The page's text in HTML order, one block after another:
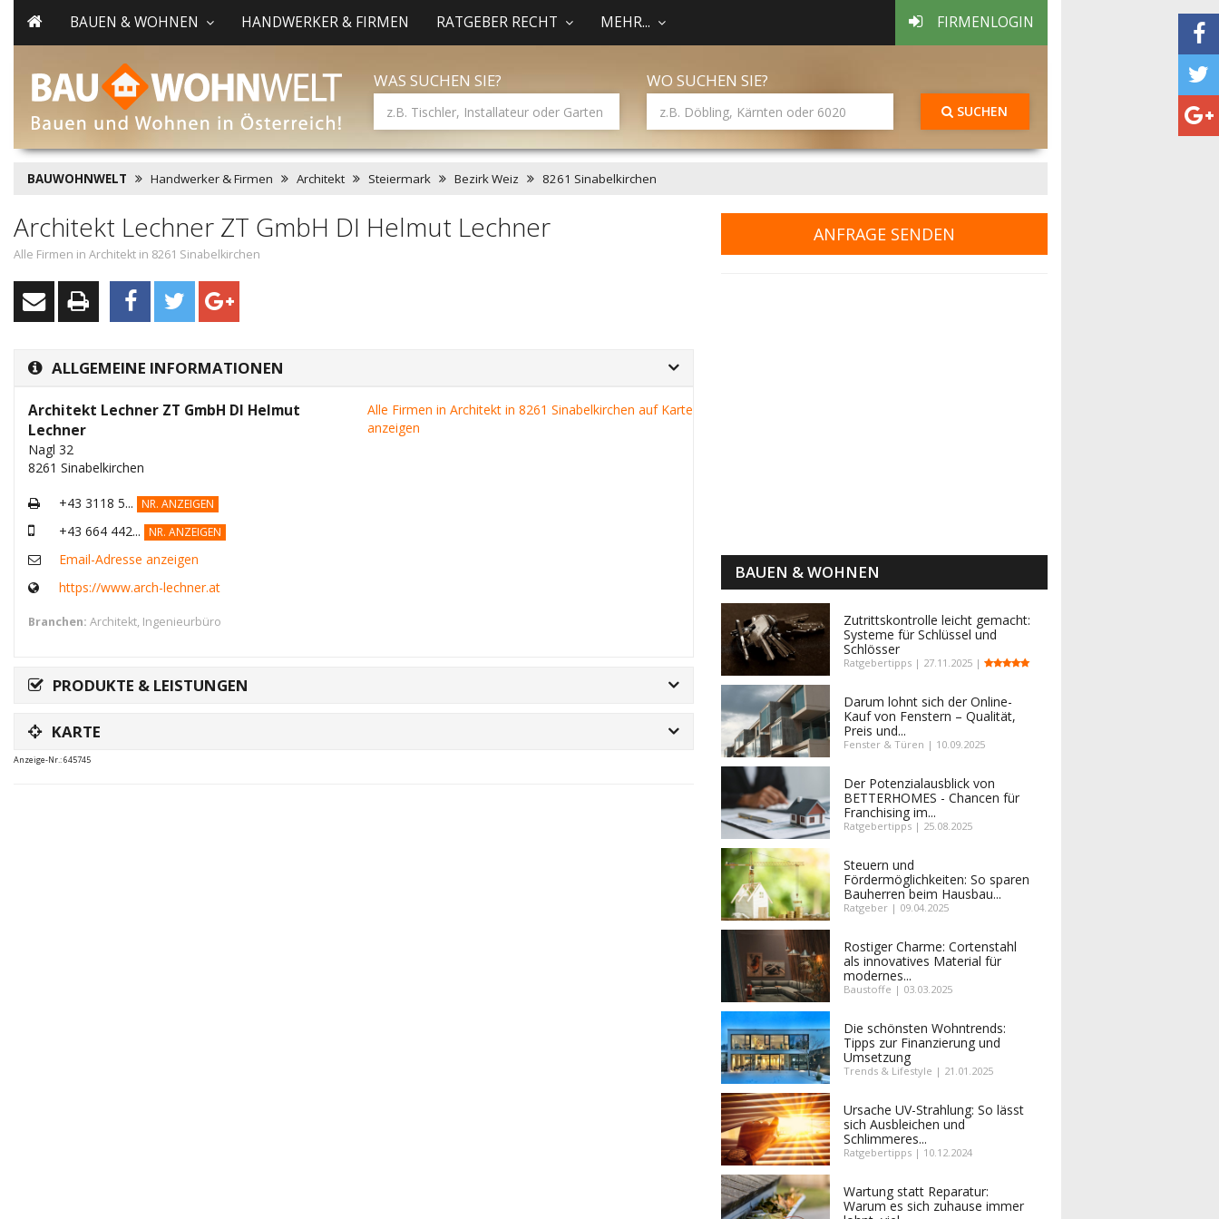
BAUEN & WOHNEN HANDWERKER & FIRMEN RATGEBER RECHT MEHR... FIRMENLOGIN
WAS SUCHEN SIE? WO SUCHEN SIE?
SUCHEN
BAUWOHNWELT Handwerker & Firmen Architekt Steiermark Bezirk Weiz 8261 Sinabelkirchen
Architekt Lechner ZT GmbH DI Helmut Lechner
Alle Firmen in Architekt in 8261 Sinabelkirchen
ALLGEMEINE INFORMATIONEN
Alle Firmen in Architekt in 8261 Sinabelkirchen auf Karte
anzeigen
Architekt Lechner ZT GmbH DI Helmut
Lechner
Nagl 32
8261 Sinabelkirchen
+43 3118 5... NR. ANZEIGEN
+43 664 442... NR. ANZEIGEN
Email-Adresse anzeigen
https://www.arch-lechner.at
Branchen: Architekt, Ingenieurbüro
PRODUKTE & LEISTUNGEN
KARTE
Anzeige-Nr.: 645745
ANFRAGE SENDEN
BAUEN & WOHNEN
Zutrittskontrolle leicht gemacht:
Systeme für Schlüssel und
Schlösser
Ratgebertipps | 27.11.2025 |
Darum lohnt sich der Online-
Kauf von Fenstern – Qualität,
Preis und...
Fenster & Türen | 10.09.2025
Der Potenzialausblick von
BETTERHOMES - Chancen für
Franchising im...
Ratgebertipps | 25.08.2025
Steuern und
Fördermöglichkeiten: So sparen
Bauherren beim Hausbau...
Ratgeber | 09.04.2025
Rostiger Charme: Cortenstahl
als innovatives Material für
modernes...
Baustoffe | 03.03.2025
Die schönsten Wohntrends:
Tipps zur Finanzierung und
Umsetzung
Trends & Lifestyle | 21.01.2025
Ursache UV-Strahlung: So lässt
sich Ausbleichen und
Schlimmeres...
Ratgebertipps | 10.12.2024
Wartung statt Reparatur:
Warum es sich zuhause immer